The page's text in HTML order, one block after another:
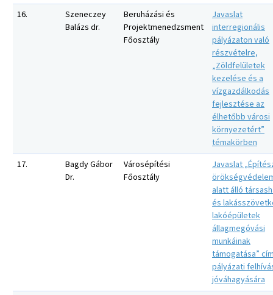
16.
Szeneczey
Balázs dr.
Beruházási és
Projektmenedzsment
Főosztály
Javaslat
interregionális
pályázaton való
részvételre,
„Zöldfelületek
kezelése és a
vízgazdálkodás
fejlesztése az
élhetőbb városi
környezetért”
témakörben
17.
Bagdy Gábor
Dr.
Városépítési
Főosztály
Javaslat
alatt álló
és
lakóépületek
állagmegóvási
munkáinak
támogatása”
pályázati
jóváhagyására